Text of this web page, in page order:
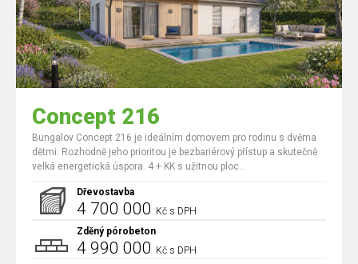
Concept 216
Bungalov Concept 216 je ideálním domovem pro rodinu s dvěma
dětmi. Rozhodně jeho prioritou je bezbariérový přístup a skutečně
velká energetická úspora. 4 + KK s užitnou ploc..
Dřevostavba
4 700 000 Kč s DPH
Zděný pórobeton
4 990 000 Kč s DPH